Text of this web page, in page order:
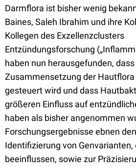
Darmflora ist bisher wenig
Baines, Saleh Ibrahim und ihre
Kollegen des Exzellenzclusters
Entzündungsforschung
haben nun herausgefunden, dass
Zusammensetzung der
gesteuert wird und dass
größeren Einfluss auf
haben als bisher angenommen
Forschungsergebnisse ebnen
Identifizierung von
beeinflussen, sowie zur